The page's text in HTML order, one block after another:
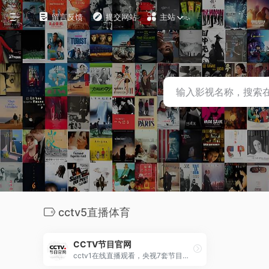
自定义
在线影视
影视下载
资源铺
电影搜索
探索发现
观影软件
留言反馈 提交网站 主站
cctv5直播体育
CCTV节目官网
cctv1在线直播观看，央视7套节目表点播回看